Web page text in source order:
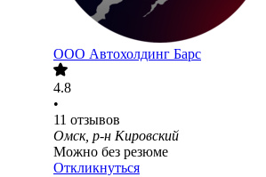
ООО Автохолдинг Барс
4.8
•
11 отзывов
Омск, р-н Кировский
Можно без резюме
Откликнуться